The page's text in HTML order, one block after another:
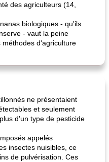
des agriculteurs (14,
biologiques - qu'ils
- vaut la peine
d'agriculture
ne présentaient
et seulement
d'un type de pesticide
appelés
insectes nuisibles, ce
de pulvérisation. Ces